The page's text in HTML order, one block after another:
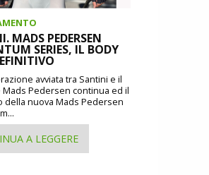
MADS PEDERSEN
SERIES, IL BODY
avviata tra Santini e il
Mads Pedersen continua ed il
della nuova Mads Pedersen
A LEGGERE